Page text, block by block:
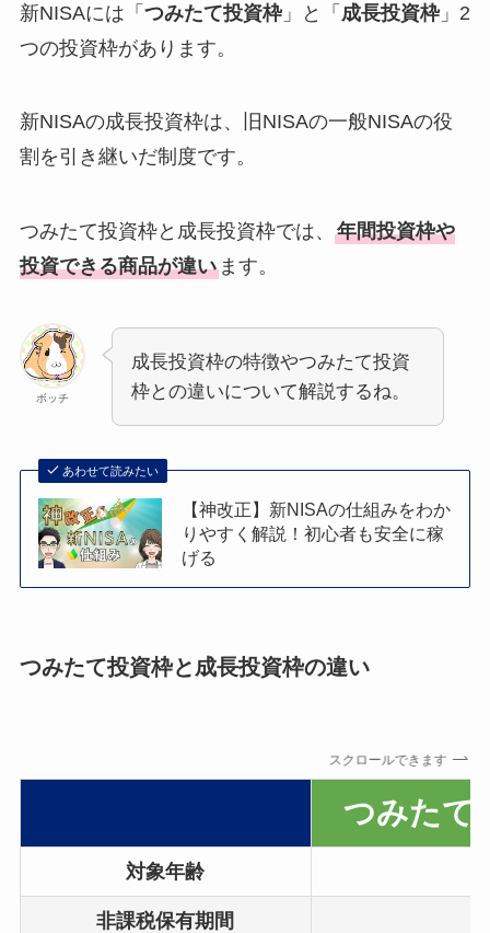
新NISAには「 つみたて投資枠」と「 成長投資枠」2
つの投資枠があります。
新NISAの成長投資枠は、旧NISAの一般NISAの役
割を引き継いだ制度です。
つみたて投資枠と成長投資枠では、 年間投資枠や
投資できる商品が違います。
ボッチ
成長投資枠の特徴やつみたて投資
枠との違いについて解説するね。
あわせて読みたい
【神改正】新NISAの仕組みをわか
りやすく解説！初心者も安全に稼
げる
つみたて投資枠と成長投資枠の違い
スクロールできます
つみたて
対象年齢
非課税保有期間